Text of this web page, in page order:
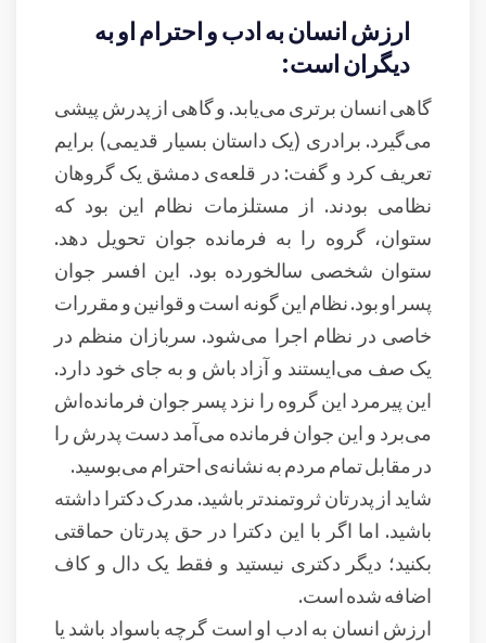
ارزش انسان به ادب و احترام او به
دیگران است:
گاهی انسان برتری می‌یابد. و گاهی از پدرش پیشی
می‌گیرد. برادری (یک داستان بسیار قدیمی) برایم
تعریف کرد و گفت: در قلعه‌ی دمشق یک گروهان
نظامی بودند. از مستلزمات نظام این بود که
ستوان، گروه را به فرمانده جوان تحویل دهد.
ستوان شخصی سالخورده بود. این افسر جوان
پسر او بود. نظام این گونه است و قوانین و مقررات
خاصی در نظام اجرا می‌شود. سربازان منظم در
یک صف می‌ایستند و آزاد باش و به جای خود دارد.
این پیرمرد این گروه را نزد پسر جوان فرمانده‌اش
می‌برد و این جوان فرمانده می‌آمد دست پدرش را
در مقابل تمام مردم به نشانه‌ی احترام می‌بوسید.
شاید از پدرتان ثروتمندتر باشید. مدرک دکترا داشته
باشید. اما اگر با این دکترا در حق پدرتان حماقتی
بکنید؛ دیگر دکتری نیستید و فقط یک دال و کاف
اضافه شده است.
ارزش انسان به ادب او است گرچه باسواد باشد یا